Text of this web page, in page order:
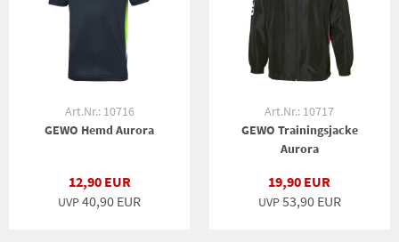
Art.Nr.: 10716
GEWO Hemd Aurora
12,90 EUR
UVP40,90 EUR
Art.Nr.: 10717
GEWO Trainingsjacke
Aurora
19,90 EUR
UVP53,90 EUR